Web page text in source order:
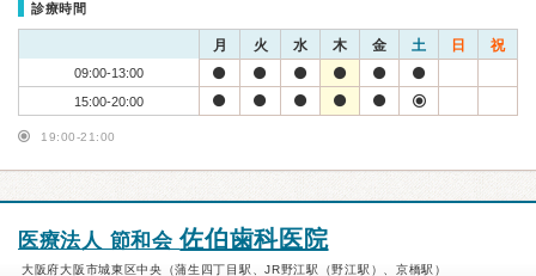
診療時間
月 火 水 木 金 土 日 祝
09:00-13:00
15:00-20:00
19:00-21:00
医療法人 節和会佐伯歯科医院
大阪府大阪市城東区中央（蒲生四丁目駅、JR野江駅（野江駅）、京橋駅）